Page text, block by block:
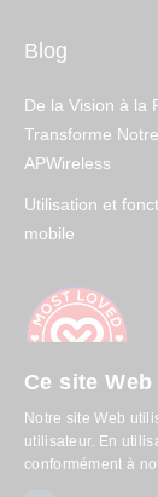
Blog
De la Vision à la
Transforme
APWireless
Utilisation et
mobile
Ce site
Notre site Web
utilisateur. En
conformément à